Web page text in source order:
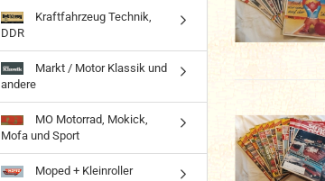
Kraftfahrzeug Technik,
DDR
Markt / Motor Klassik und
andere
MO Motorrad, Mokick,
Mofa und Sport
Moped + Kleinroller